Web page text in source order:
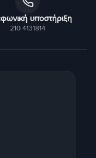
υποστήριξη
210 4131814